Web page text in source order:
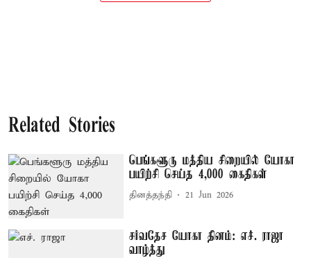
Related Stories
பெங்களூரு மத்திய சிறையில் யோகா
பயிற்சி செய்த 4,000 கைதிகள்
தினத்தந்தி 21 Jun 2026
சர்வதேச யோகா தினம்: எச். ராஜா
வாழ்த்து